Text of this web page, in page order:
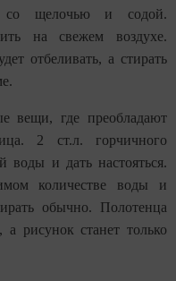
со щелочью и содой.
на свежем воздухе.
отбеливать, а стирать
вещи, где преобладают
2 ст.л. горчичного
воды и дать настояться.
количестве воды и
обычно. Полотенца
рисунок станет только